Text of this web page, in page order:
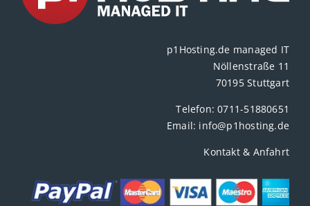
p1Hosting.de managed IT
Nöllenstraße 11
70195 Stuttgart
Telefon:0711-51880651
Email: info@p1hosting.de
Kontakt & Anfahrt